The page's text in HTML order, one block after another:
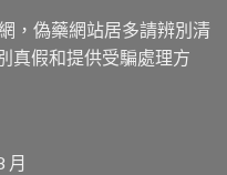
，偽藥網站居多請辨別清
真假和提供受騙處理方
月